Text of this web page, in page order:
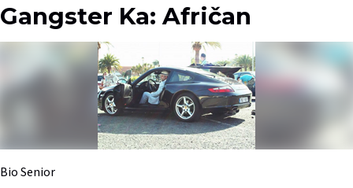
Gangster Ka: Afričan
Bio Senior